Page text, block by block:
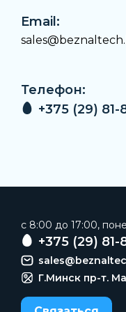
Email:
Телефон:
+375 (29) 81-
c 8:00 до 17:00,
+375 (29) 81-
Г.Минск пр-т.